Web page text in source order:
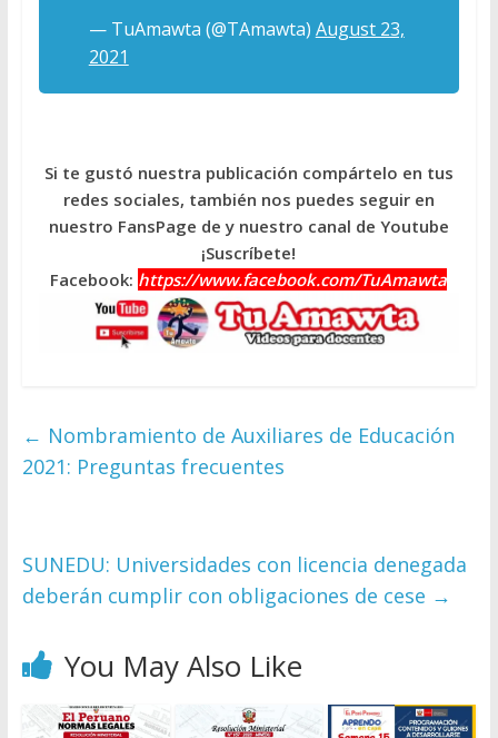
— TuAmawta (@TAmawta) August 23,
2021
Si te gustó nuestra publicación compártelo en tus
redes sociales, también nos puedes seguir en
nuestro FansPage de y nuestro canal de Youtube
¡Suscríbete!
Facebook: https://www.facebook.com/TuAmawta
← Nombramiento de Auxiliares de Educación
2021: Preguntas frecuentes
SUNEDU: Universidades con licencia denegada
deberán cumplir con obligaciones de cese →
You May Also Like